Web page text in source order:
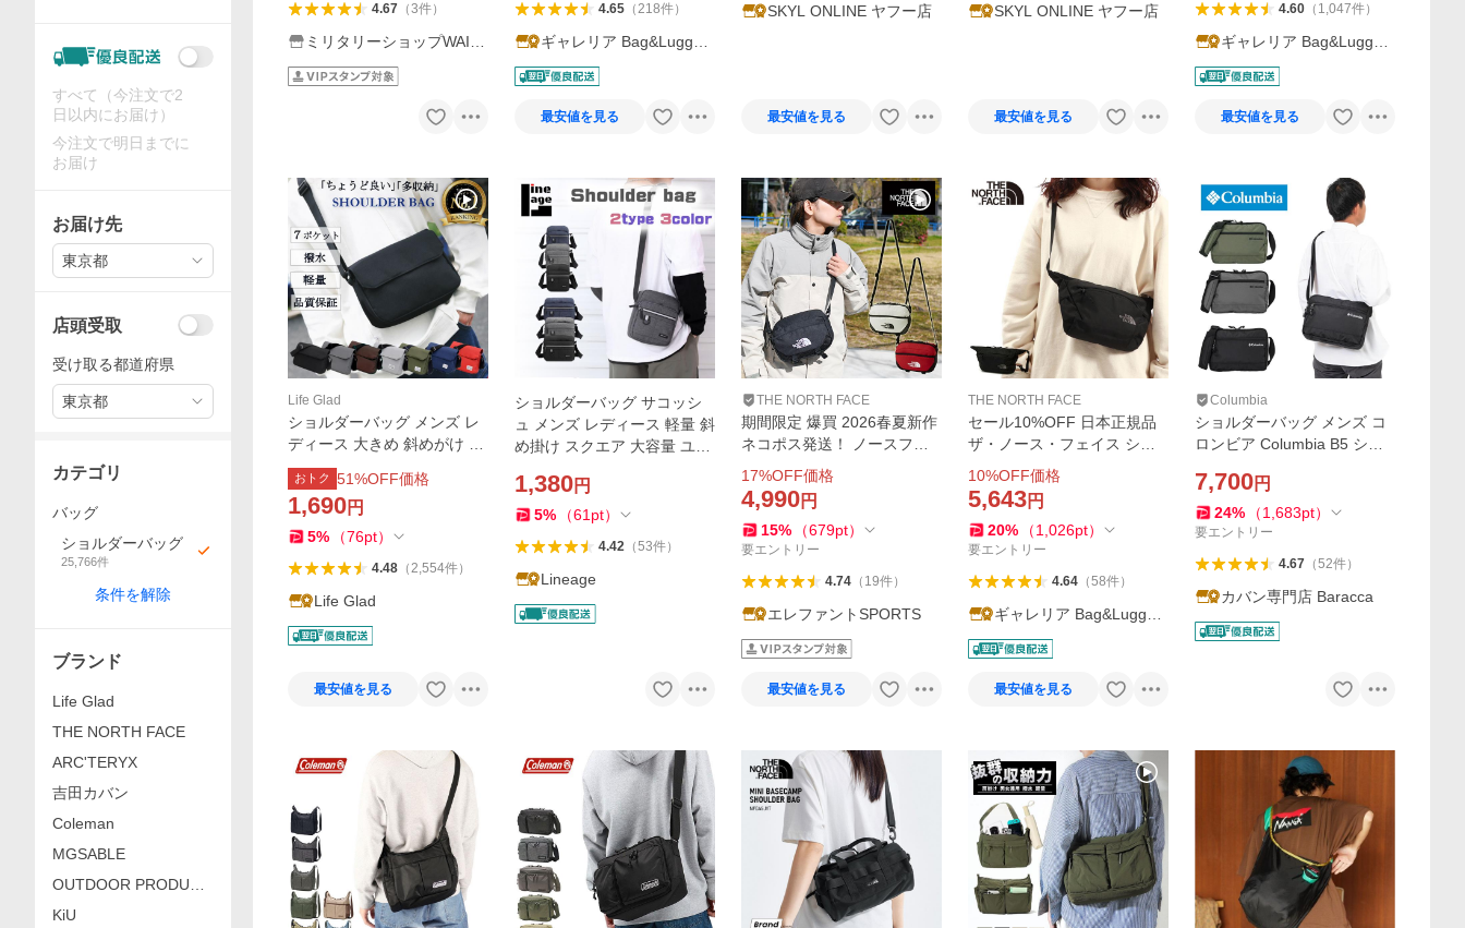
4.67（3件）
ミリタリーショップWAIP
ER
4.65（218件）
ギャレリア Bag&Luggag
e
最安値を見る
SKYL ONLINE ヤフー店
最安値を見る
SKYL ONLINE ヤフー店
最安値を見る
4.60（ 1,047件）
ギャレリア Bag&Luggag
e
最安値を見る
Life Glad
ショルダーバッグ メンズ レ
ディース 大きめ 斜めがけ バ
ッグ a4 小さい サコッシュ
カジュアル 軽量 撥水 ボディ
バッグ 爆買
おトク 51%OFF価格
1,690円
5% （76pt）
4.48（2,554件）
Life Glad
最安値を見る
ショルダーバッグ サコッシ
ュ メンズ レディース 軽量 斜
め掛け スクエア 大容量 ユニ
1,380円
5% （61 pt）
4.42（53件）
Lineage
THE NORTH FACE
期間限定 爆買 2026春夏新作
ネコポス発送！ ノースフェ
イス ショルダーバッグ レデ
ィース メンズ ビッグロゴ T
HE NORTH FACE リープ ミ
ニ 4L NM72602
17%OFF価格
4,990円
15% （679pt）
要エントリー
4.74（ 19件）
エレファントSPORTS
最安値を見る
THE NORTH FACE
セール10%OFF 日本正規品
ザ・ノース・フェイス ショ
ルダーバッグ メンズ レディ
ース 小さい ブランド 斜め掛
け 軽量 THE NORTH FACE
カペラ 2 NM72354
10%OFF価格
5,643円
20% （1,026pt）
要エントリー
4.64（58件）
ギャレリア Bag&Luggag
e ANNEX
最安値を見る
Columbia
ショルダーバッグ メンズ コ
ロンビア Columbia B5 ショ
ッグ バック 斜め掛けバッグ
肩掛けカバン 斜めがけバッ
グ PU8814
7,700円
24% （1,683pt）
要エントリー
4.67（52件）
カバン専門店 Baracca
すべて（今注文で2
日以内にお届け）
今注文で明日までに
お届け
お届け先
東京都
店頭受取
受け取る都道府県
東京都
カテゴリ
バッグ
ショルダーバッグ
25,766件
条件を解除
ブランド
Life Glad
THE NORTH FACE
ARC'TERYX
吉田カバン
Coleman
MGSABLE
OUTDOOR PRODUCT
S
KiU